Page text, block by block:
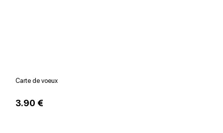
Carte de voeux
3.90 €